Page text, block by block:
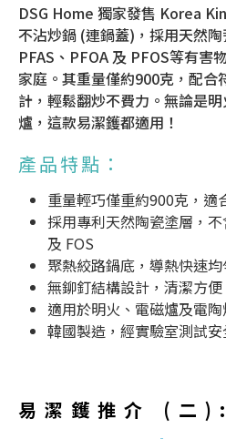
DSG Home 獨家發售 Korea
不沾炒鍋 (連鍋蓋)，採用天然
PFAS、PFOA 及 PFOS等有害
家庭。其重量僅約900克，配合
計，輕鬆翻炒不費力。無論是
爐，這款易潔鑊都適用！
產品特點：
重量輕巧僅重約900克，適
採用專利天然陶瓷塗層，不
及 FOS
聚熱絞路鍋底，導熱快速
無鉚釘結構設計，清潔方
適用於明火、電磁爐及電
韓國製造，經實驗室測試
易潔鑊推介
(二):